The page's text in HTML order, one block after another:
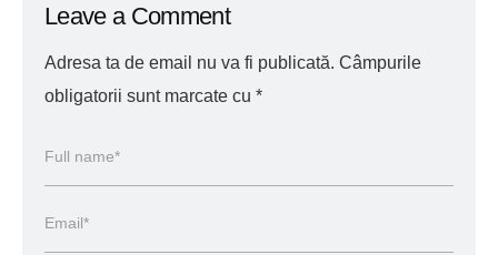
Leave a Comment
Adresa ta de email nu va fi publicată. Câmpurile
obligatorii sunt marcate cu *